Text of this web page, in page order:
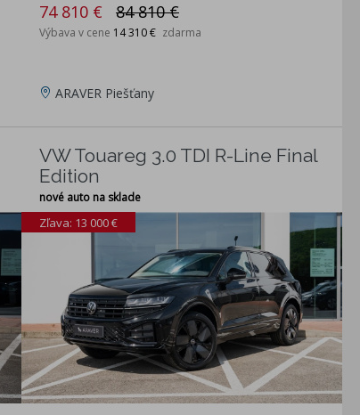
74 810 € 84 810 €
Výbava v cene 14 310 € zdarma
ARAVER Piešťany
VW Touareg 3.0 TDI R-Line Final
Edition
nové auto na sklade
Zľava: 13 000 €